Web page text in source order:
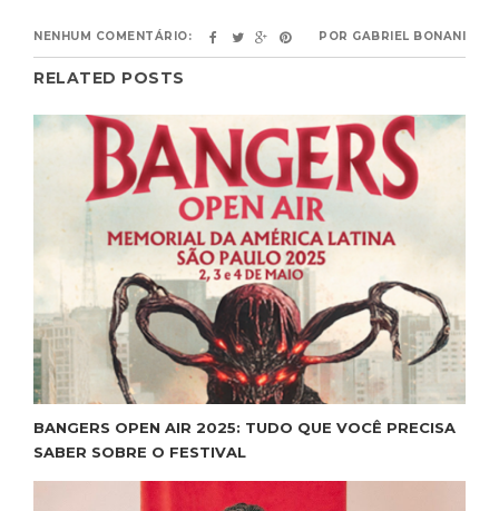
NENHUM COMENTÁRIO: POR GABRIEL BONANI
RELATED POSTS
BANGERS OPEN AIR 2025: TUDO QUE VOCÊ PRECISA
SABER SOBRE O FESTIVAL